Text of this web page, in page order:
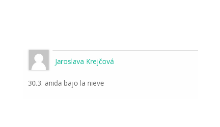
Jaroslava Krejčová
30.3. anida bajo la nieve